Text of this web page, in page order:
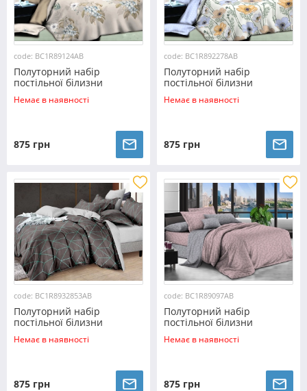
code: BC1R89124AB
Полуторний набір
постільної білизни
150*220 із Ранфорсу
№89124AB Черешенка™
Немає в наявності
875 грн
code: BC1R892278AB
Полуторний набір
постільної білизни
150*220 із Ранфорсу
№892278AB Черешенка™
Немає в наявності
875 грн
code: BC1R8932853AB
Полуторний набір
постільної білизни
150*220 із Ранфорсу
№8932853AB Черешенка™
Немає в наявності
875 грн
code: BC1R89097AB
Полуторний набір
постільної білизни
150*220 із Ранфорсу
№89097AB Черешенка™
Немає в наявності
875 грн